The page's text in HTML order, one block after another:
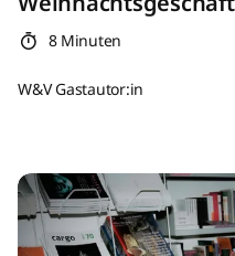
8 Minuten
W&V Gastautor:in